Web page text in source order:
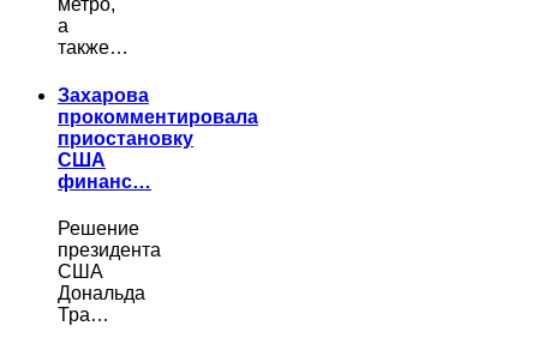
метро,
а
также…
Захарова
прокомментировала
приостановку
США
финанс…
Решение
президента
США
Дональда
Тра…